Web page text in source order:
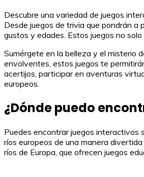
Descubre una variedad de juegos
Desde juegos de trivia que pondrán
gustos y edades. Estos juegos no
Sumérgete en la belleza y el misterio
envolventes, estos juegos te
acertijos, participar en aventuras
europeos.
¿Dónde puedo
Puedes encontrar juegos interactivos
ríos europeos de una manera
ríos de Europa, que ofrecen juegos